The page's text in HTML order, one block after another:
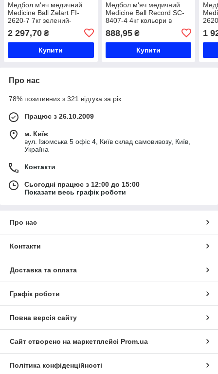
Медбол м'яч медичний
Medicine Ball Zelart FI-
2620-7 7кг зелений-
2 297,70 ₴
Купити
Медбол м'яч медичний
Medicine Ball Record SC-
8407-4 4кг кольори в
асортименті Код SC-8407-
4
888,95₴
Купити
1
Про нас
78% позитивних з 321 відгука за рік
Працює з 26.10.2009
м. Київ
вул. Ізюмська 5 офіс 4, Київ склад самовивозу, Київ,
Україна
Контакти
Сьогодні працює з 12:00 до 15:00
Показати весь графік роботи
Про нас
Контакти
Доставка та оплата
Графік роботи
Повна версія сайту
Сайт створено на маркетплейсі Prom.ua
Політика конфіденційності